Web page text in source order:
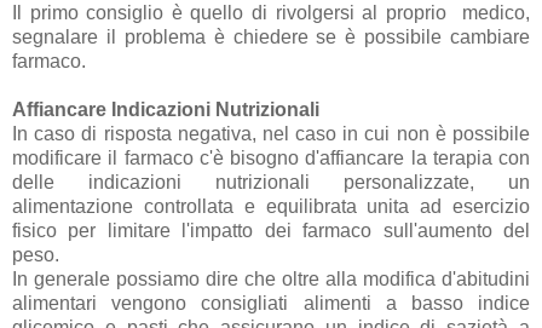
Il primo consiglio è quello di rivolgersi al proprio medico,
segnalare il problema è chiedere se è possibile cambiare
farmaco.
Affiancare Indicazioni Nutrizionali
In caso di risposta negativa, nel caso in cui non è possibile
modificare il farmaco c'è bisogno d'affiancare la terapia con
delle indicazioni nutrizionali personalizzate, un
alimentazione controllata e equilibrata unita ad esercizio
fisico per limitare l'impatto dei farmaco sull'aumento del
peso.
In generale possiamo dire che oltre alla modifica d'abitudini
alimentari vengono consigliati alimenti a basso indice